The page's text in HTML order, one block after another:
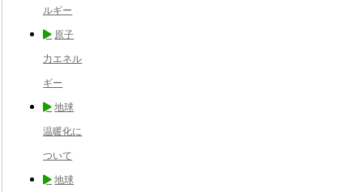
ルギー
原子
力エネル
ギー
地球
温暖化に
ついて
地球